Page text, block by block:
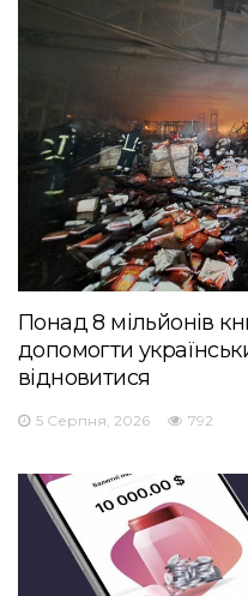
Понад 8 мільйонів
допомогти
відновитися
5 Серпня, 2026 792